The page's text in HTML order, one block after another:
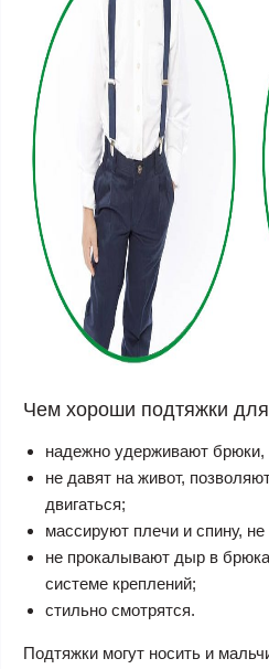
Чем хороши подтяжки
надежно удерживают брюки,
не давят на живот,
двигаться;
массируют плечи и спину,
не прокалывают дыр в
системе креплений;
стильно смотрятся.
Подтяжки могут носить и